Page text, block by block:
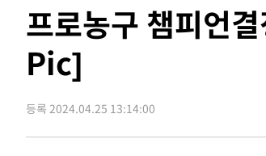
-6737초 전 >여수 오동도 해상서 모터보트 전복
-2964초 전 >
주 날씨]
18초 전 >
3시간 전 >'최고 37도' 폭염 지속…강원동해안 최대
5시간 전 >[속보]뉴욕증시 상승 마감…S&P
프로농구 챔피언
Pic]
등록 2024.04.25 13:14:00